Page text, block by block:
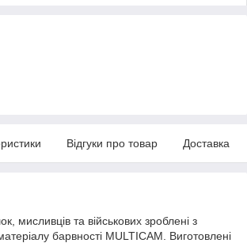
Відгуки про товар Доставка
мисливців та військових зроблені з
барвності MULTICAM. Виготовлені